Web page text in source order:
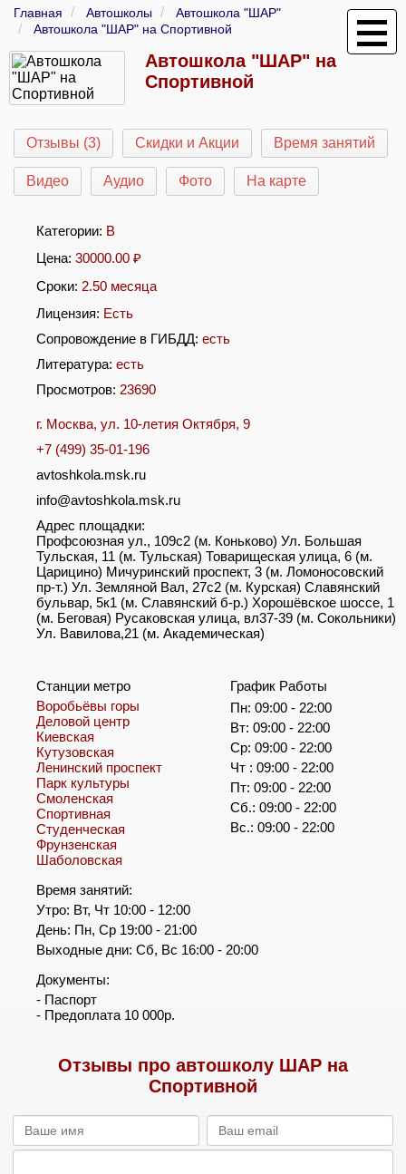
Главная Автошколы
Автошкола "ШАР"
Автошкола "ШАР" на Спортивной
Автошкола "ШАР" на
Спортивной
Отзывы (3) Скидки и Акции Время занятий
Видео Аудио Фото На карте
Категории: B
Цена: 30000.00 ₽
Сроки: 2.50 месяца
Лицензия: Есть
Сопровождение в ГИБДД: есть
Литература: есть
Просмотров: 23690
г. Москва, ул. 10-летия Октября, 9
+7 (499) 35-01-196
avtoshkola.msk.ru
info@avtoshkola.msk.ru
Адрес площадки:
Профсоюзная ул., 109с2 (м. Коньково) Ул. Большая
Тульская, 11 (м. Тульская) Товарищеская улица, 6 (м.
Царицино) Мичуринский проспект, 3 (м. Ломоносовский
пр-т.) Ул. Земляной Вал, 27с2 (м. Курская) Славянский
бульвар, 5к1 (м. Славянский б-р.) Хорошёвское шоссе, 1
(м. Беговая) Русаковская улица, вл37-39 (м. Сокольники)
Ул. Вавилова,21 (м. Академическая)
Станции метро
Воробьёвы горы
Деловой центр
Киевская
Кутузовская
Ленинский проспект
Парк культуры
Смоленская
Спортивная
Студенческая
Фрунзенская
Шаболовская
График Работы
Пн: 09:00 - 22:00
Вт: 09:00 - 22:00
Ср: 09:00 - 22:00
Чт : 09:00 - 22:00
Пт: 09:00 - 22:00
Сб.: 09:00 - 22:00
Вс.: 09:00 - 22:00
Время занятий:
Утро: Вт, Чт 10:00 - 12:00
День: Пн, Ср 19:00 - 21:00
Выходные дни: Сб, Вс 16:00 - 20:00
Документы:
- Паспорт
- Предоплата 10 000р.
Отзывы про автошколу ШАР на
Спортивной